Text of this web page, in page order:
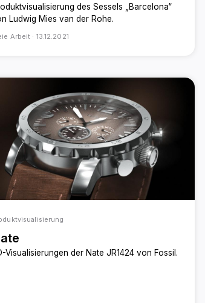
des Sessels „Barcelona“
Ludwig Mies van der Rohe.
Arbeit · 13.12.2021
Visualisierungen der Nate JR1424 von Fossil.